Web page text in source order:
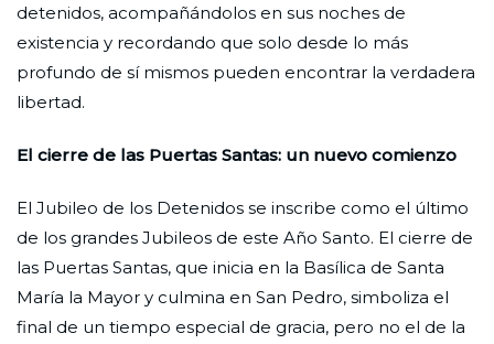
detenidos, acompañándolos en sus noches de
existencia y recordando que solo desde lo más
profundo de sí mismos pueden encontrar la verdadera
libertad.
El cierre de las Puertas Santas: un nuevo comienzo
El Jubileo de los Detenidos se inscribe como el último
de los grandes Jubileos de este Año Santo. El cierre de
las Puertas Santas, que inicia en la Basílica de Santa
María la Mayor y culmina en San Pedro, simboliza el
final de un tiempo especial de gracia, pero no el de la